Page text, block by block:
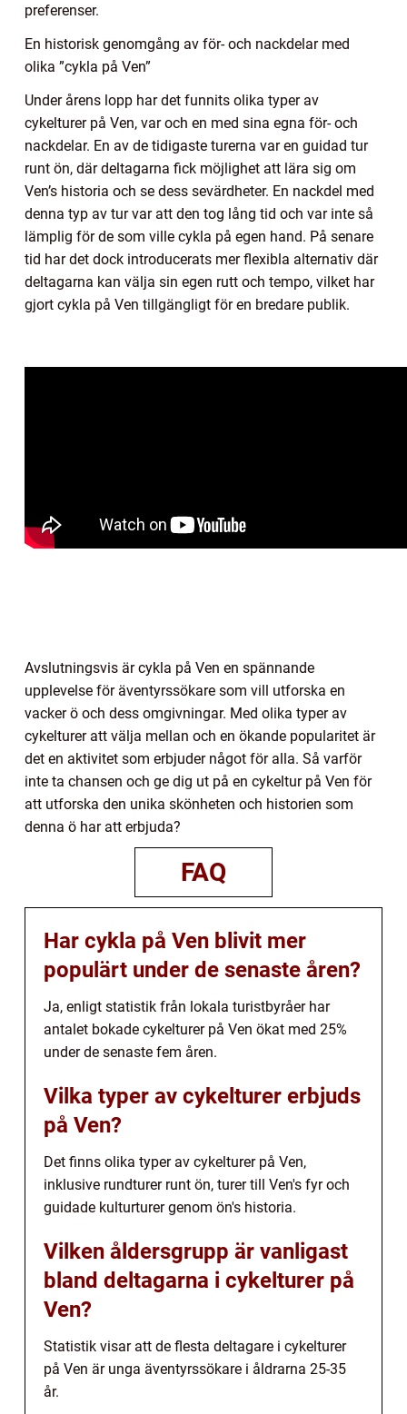
preferenser.
En historisk genomgång av för- och nackdelar med
olika ”cykla på Ven”
Under årens lopp har det funnits olika typer av
cykelturer på Ven, var och en med sina egna för- och
nackdelar. En av de tidigaste turerna var en guidad tur
runt ön, där deltagarna fick möjlighet att lära sig om
Ven’s historia och se dess sevärdheter. En nackdel med
denna typ av tur var att den tog lång tid och var inte så
lämplig för de som ville cykla på egen hand. På senare
tid har det dock introducerats mer flexibla alternativ där
deltagarna kan välja sin egen rutt och tempo, vilket har
gjort cykla på Ven tillgängligt för en bredare publik.
Avslutningsvis är cykla på Ven en spännande
upplevelse för äventyrssökare som vill utforska en
vacker ö och dess omgivningar. Med olika typer av
cykelturer att välja mellan och en ökande popularitet är
det en aktivitet som erbjuder något för alla. Så varför
inte ta chansen och ge dig ut på en cykeltur på Ven för
att utforska den unika skönheten och historien som
denna ö har att erbjuda?
FAQ
Har cykla på Ven blivit mer
populärt under de senaste åren?
Ja, enligt statistik från lokala turistbyråer har
antalet bokade cykelturer på Ven ökat med 25%
under de senaste fem åren.
Vilka typer av cykelturer erbjuds
på Ven?
Det finns olika typer av cykelturer på Ven,
inklusive rundturer runt ön, turer till Ven's fyr och
guidade kulturturer genom ön's historia.
Vilken åldersgrupp är vanligast
bland deltagarna i cykelturer på
Ven?
Statistik visar att de flesta deltagare i cykelturer
på Ven är unga äventyrssökare i åldrarna 25-35
år.